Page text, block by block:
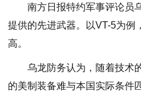
南方日报特约军事评论员
提供的先进武器。以VT-5为例
高。
乌龙防务认为，随着技术
的美制装备难与本国实际条件